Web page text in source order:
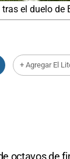
el duelo de
+ Agregar El